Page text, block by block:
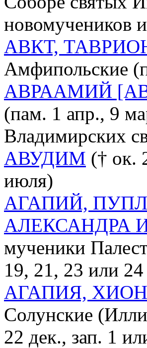
новомучеников
АВКТ,
Амфипольские
АВРААМИЙ
(пам. 1 апр., 9
Владимирских
АВУДИМ († ок.
июля)
АГАПИЙ,
АЛЕКСАНДРА
мученики
19, 21, 23 или
АГАПИЯ,
Солунские
22 дек., зап. 1